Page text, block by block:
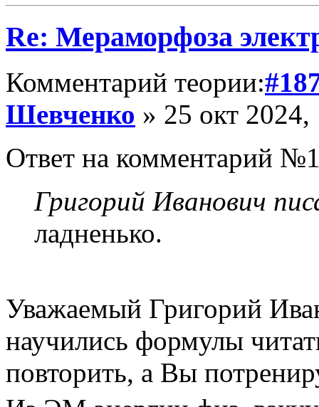
Re: Мераморфоза
Комментарий теории:
Шевченко » 25 окт 2024,
Ответ на комментарий
Григорий Иванович
ладненько.
Уважаемый Григорий
научились формулы
повторить, а Вы